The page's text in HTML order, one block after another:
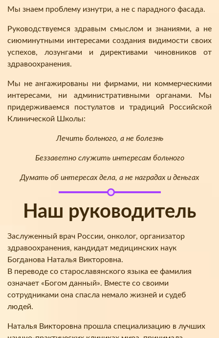
Мы знаем проблему изнутри, а не с парадного фасада.
Руководствуемся здравым смыслом и знаниями, а не
сиюминутными интересами создания видимости своих
успехов, лозунгами и директивами чиновников от
здравоохранения.
Мы не ангажированы ни фирмами, ни коммерческими
интересами, ни административными органами. Мы
придерживаемся постулатов и традиций Российской
Клинической Школы:
Лечить больного, а не болезнь
Беззаветно служить интересам больного
Думать об интересах дела, а не наградах и деньгах
Наш руководитель
Заслуженный врач России, онколог, организатор
здравоохранения, кандидат медицинских наук
Богданова Наталья Викторовна.
В переводе со старославянского языка ее фамилия
означает «Богом данный». Вместе со своими
сотрудниками она спасла немало жизней и судеб
людей.
Наталья Викторовна прошла специализацию в лучших